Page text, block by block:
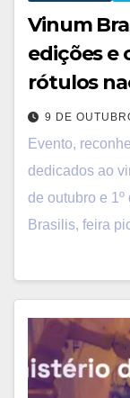
Vinum
edições e
rótulos
9 DE
Evento,
dedicados ao
de outubro e
Brasilis, feira